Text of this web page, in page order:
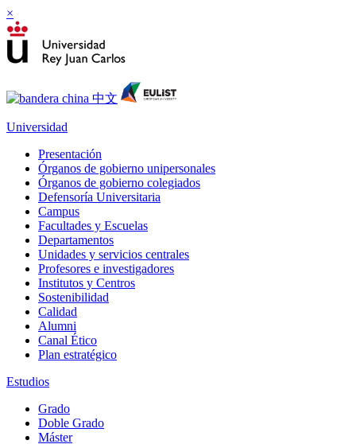
×
Universidad
Presentación
Órganos de gobierno unipersonales
Órganos de gobierno colegiados
Defensoría Universitaria
Campus
Facultades y Escuelas
Departamentos
Unidades y servicios centrales
Profesores e investigadores
Institutos y Centros
Sostenibilidad
Calidad
Alumni
Canal Ético
Plan estratégico
Estudios
Grado
Doble Grado
Máster